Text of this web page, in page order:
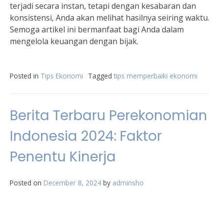
terjadi secara instan, tetapi dengan kesabaran dan
konsistensi, Anda akan melihat hasilnya seiring waktu.
Semoga artikel ini bermanfaat bagi Anda dalam
mengelola keuangan dengan bijak.
Posted in Tips Ekonomi Tagged tips memperbaiki ekonomi
Berita Terbaru Perekonomian
Indonesia 2024: Faktor
Penentu Kinerja
Posted on December 8, 2024 by adminsho